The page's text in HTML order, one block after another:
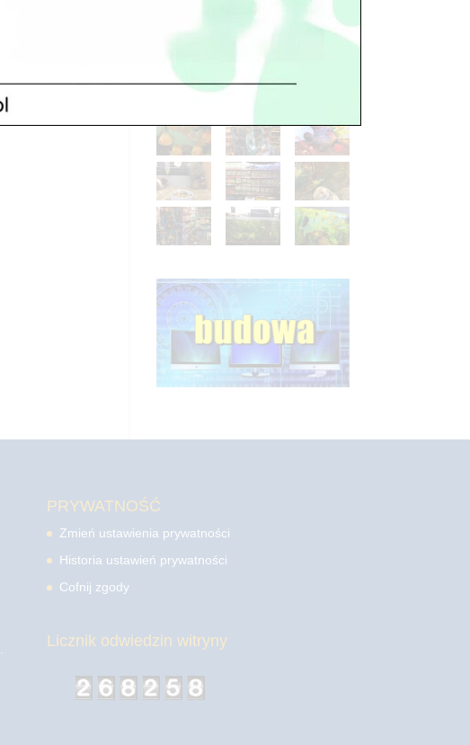
PRYWATNOŚĆ
Zmień ustawienia prywatności
Historia ustawień prywatności
Cofnij zgody
Licznik odwiedzin witryny